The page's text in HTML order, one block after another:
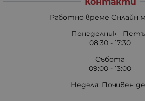
Работно време Онлайн
Понеделник -
08:30 - 17:30
Събота
09:00 - 13:00
Неделя: Почивен